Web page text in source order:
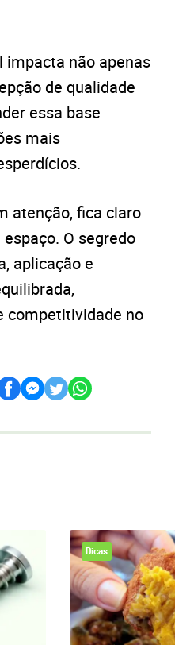
impacta não apenas
de qualidade
essa base
mais
atenção, fica claro
O segredo
aplicação e
competitividade no
Dicas